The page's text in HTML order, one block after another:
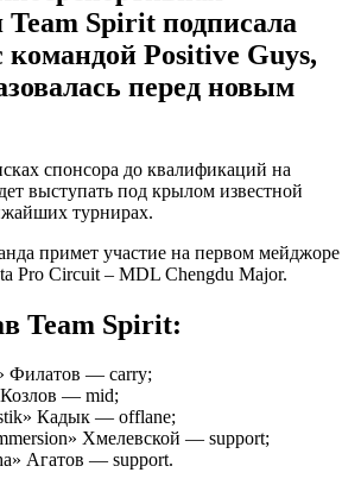
Team Spirit подписала
Positive Guys,
перед новым
спонсора до квалификаций на
выступать под крылом известной
турнирах.
примет участие на первом мейджоре
Pro Circuit – MDL Chengdu Major.
Team Spirit:
Филатов — carry;
— mid;
Кадык — offlane;
Хмелевской — support;
Агатов — support.